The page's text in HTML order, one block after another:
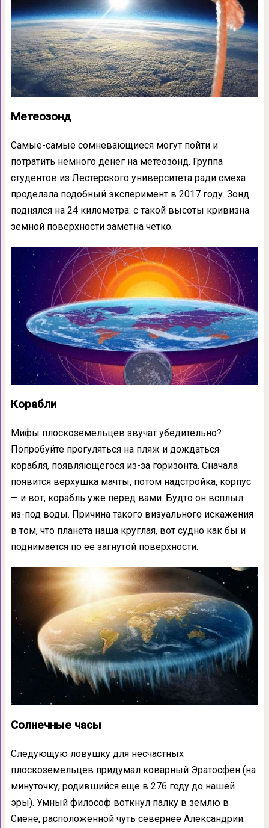
Метеозонд
Самые-самые сомневающиеся могут пойти и
потратить немного денег на метеозонд. Группа
студентов из Лестерского университета ради смеха
проделала подобный эксперимент в 2017 году. Зонд
поднялся на 24 километра: с такой высоты кривизна
земной поверхности заметна четко.
Корабли
Мифы плоскоземельцев звучат убедительно?
Попробуйте прогуляться на пляж и дождаться
корабля, появляющегося из-за горизонта. Сначала
появится верхушка мачты, потом надстройка, корпус
— и вот, корабль уже перед вами. Будто он всплыл
из-под воды. Причина такого визуального искажения
в том, что планета наша круглая, вот судно как бы и
поднимается по ее загнутой поверхности.
Солнечные часы
Следующую ловушку для несчастных
плоскоземельцев придумал коварный Эратосфен (на
минуточку, родившийся еще в 276 году до нашей
эры). Умный философ воткнул палку в землю в
Сиене, расположенной чуть севернее Александрии.